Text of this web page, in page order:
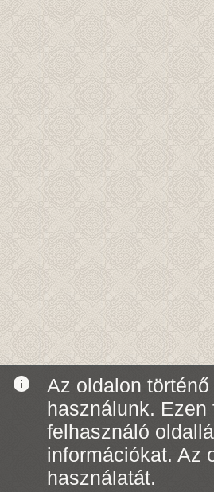
info
Az oldalon történő
használunk.
felhasználó
információkat. Az
használatát.